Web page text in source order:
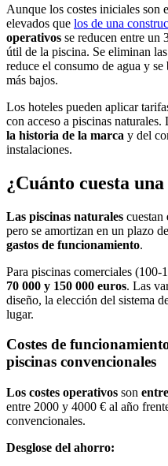
Aunque los costes iniciales son
elevados que los de una
operativos se reducen entre un
útil de la piscina. Se eliminan
reduce el consumo de agua y
más bajos.
Los hoteles pueden aplicar
con acceso a piscinas
la historia de la marca y del
instalaciones.
¿Cuánto cuesta
Las piscinas naturales cuestan
pero se amortizan en un plazo
gastos de funcionamiento.
Para piscinas comerciales (100-
70 000 y 150 000 euros. Las
diseño, la elección del sistema
lugar.
Costes de
piscinas convencionales
Los costes operativos son
entre 2000 y 4000 € al año
convencionales.
Desglose del ahorro: